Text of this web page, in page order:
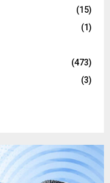
(15)
(1)
(473)
(3)